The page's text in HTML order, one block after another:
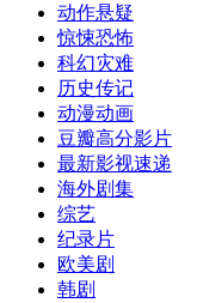
动作悬疑
惊悚恐怖
科幻灾难
历史传记
动漫动画
豆瓣高分影片
最新影视速递
海外剧集
综艺
纪录片
欧美剧
韩剧